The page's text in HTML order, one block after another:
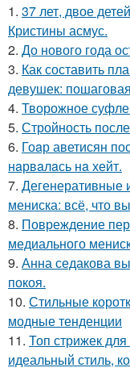
1. 37 лет, двое
Кристины асмус.
2. До нового года
3. Как составить
девушек:
4. Творожное
5. Стройность
6. Гоaр аветисян
нaрвaлaсь нa хейт.
7. Дегенеративные
мениска: всё, что
8. Повреждение
медиального
9. Анна седакова
покоя.
10. Стильные
модные тенденции
11. Топ стрижек
идеальный стиль,